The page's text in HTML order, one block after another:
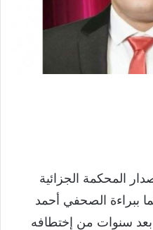
المحكمة الجزائية
ببراءة الصحفي أحمد
بعد سنوات من إختطافه